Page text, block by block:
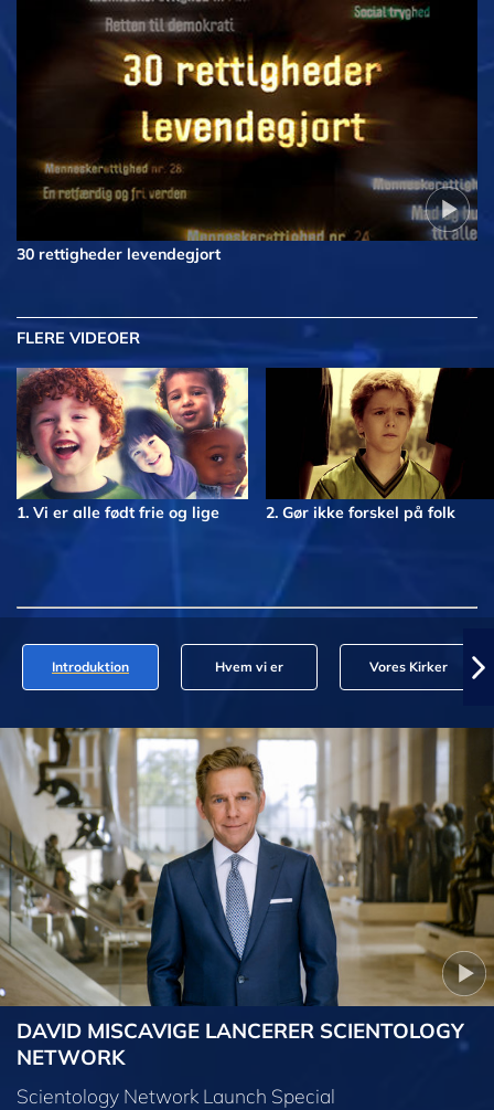
30 rettigheder levendegjort
FLERE VIDEOER
1. Vi er alle født frie og lige 2. Gør ikke forskel på folk
Introduktion Hvem vi er Vores Kirker
DAVID MISCAVIGE LANCERER SCIENTOLOGY
NETWORK
Scientology Network Launch Special